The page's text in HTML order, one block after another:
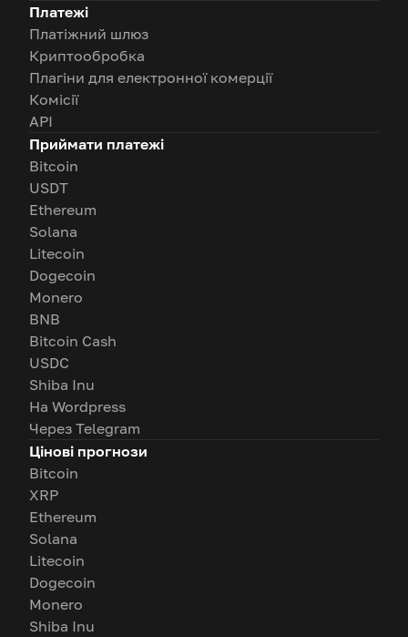
Платежі
Платіжний шлюз
Криптообробка
Плагіни для електронної комерції
Комісії
API
Приймати платежі
Bitcoin
USDT
Ethereum
Solana
Litecoin
Dogecoin
Monero
BNB
Bitcoin Cash
USDC
Shiba Inu
На Wordpress
Через Telegram
Цінові прогнози
Bitcoin
XRP
Ethereum
Solana
Litecoin
Dogecoin
Monero
Shiba Inu